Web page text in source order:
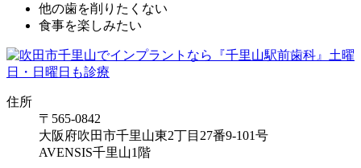
他の歯を削りたくない
食事を楽しみたい
住所
〒565-0842
大阪府吹田市千里山東2丁目27番9-101号
AVENSIS千里山1階